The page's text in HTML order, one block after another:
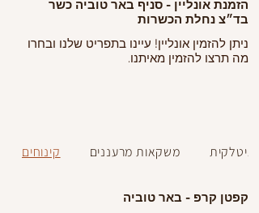
הזמנת אונליין - סניף באר טוביה כשר
בד״צ נחלת הכשרות
ניתן להזמין אונליין! עיינו בתפריט שלנו ובחרו
מה תרצו להזמין מאיתנו.
קפטן קרפ - באר טוביה
קינוחים משקאות מרעננים איטלקית